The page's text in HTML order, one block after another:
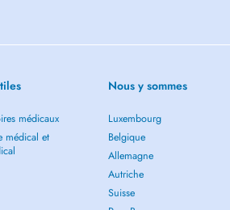
médicaux
médical et
Nous y sommes
Luxembourg
Belgique
Allemagne
Autriche
Suisse